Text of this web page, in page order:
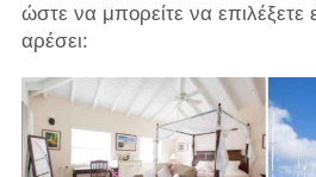
ώστε να μπορείτε να
αρέσει: